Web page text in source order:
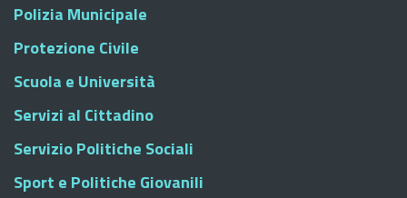
Polizia Municipale
Protezione Civile
Scuola e Università
Servizi al Cittadino
Servizio Politiche Sociali
Sport e Politiche Giovanili